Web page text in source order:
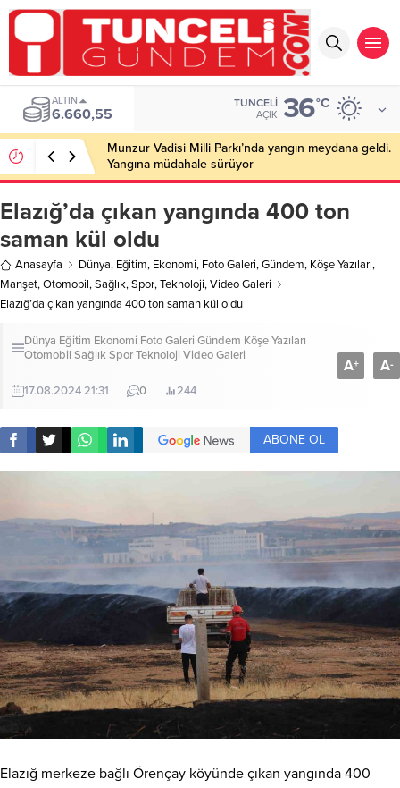
ALTIN
6.660,55
TUNCELI
AÇIK 36°C
Munzur Vadisi Milli Parkı’nda yangın meydana geldi.
Yangına müdahale sürüyor
Elazığ’da çıkan yangında 400 ton
saman kül oldu
Anasayfa Dünya, Eğitim, Ekonomi, Foto Galeri,Gündem, Köşe Yazıları,
Manşet,Otomobil,Sağlık,Spor,Teknoloji,Video Galeri
Elazığ’da çıkan yangında 400 ton saman kül oldu
Dünya Eğitim Ekonomi Foto Galeri Gündem Köşe Yazıları
Otomobil SağlıkSporTeknoloji Video Galeri
17.08.2024 21:31 0 244
A+ A-
ABONE OL
Elazığ merkeze bağlı Örençay köyünde çıkan yangında 400